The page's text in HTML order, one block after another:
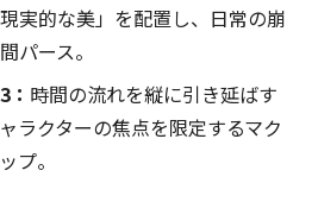
実的な美」を配置し、日常の崩
パース。
時間の流れを縦に引き延ばす
ラクターの焦点を限定するマク
プ。